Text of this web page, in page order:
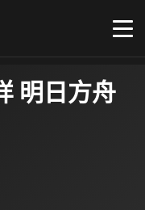
明日方舟